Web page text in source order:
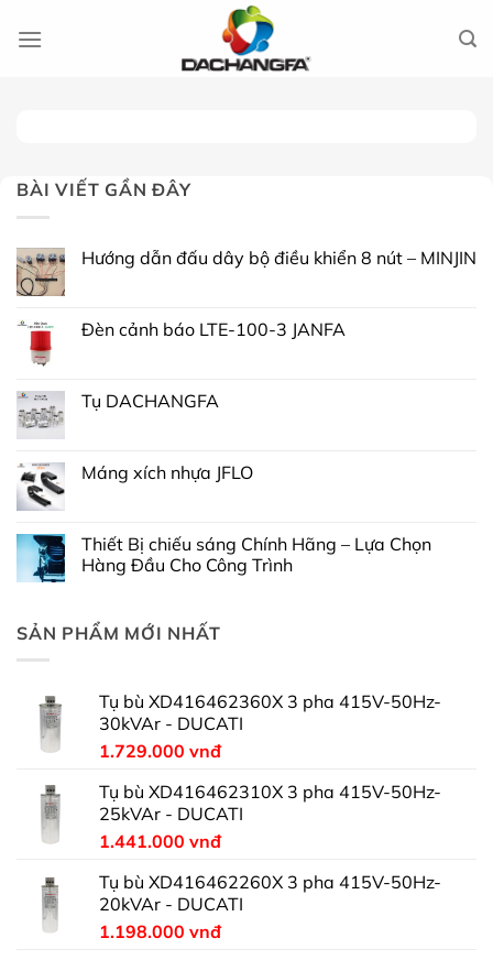
đến
BÀI VIẾT GẦN ĐÂY
Hướng dẫn đấu dây bộ điều khiển 8 nút – MINJIN
Đèn cảnh báo LTE-100-3 JANFA
Tụ DACHANGFA
Máng xích nhựa JFLO
Thiết Bị chiếu sáng Chính Hãng – Lựa Chọn
Hàng Đầu Cho Công Trình
SẢN PHẨM MỚI NHẤT
Tụ bù XD416462360X 3 pha 415V-50Hz-
30kVAr - DUCATI
1.729.000 vnđ
Tụ bù XD416462310X 3 pha 415V-50Hz-
25kVAr - DUCATI
1.441.000 vnđ
Tụ bù XD416462260X 3 pha 415V-50Hz-
20kVAr - DUCATI
1.198.000 vnđ